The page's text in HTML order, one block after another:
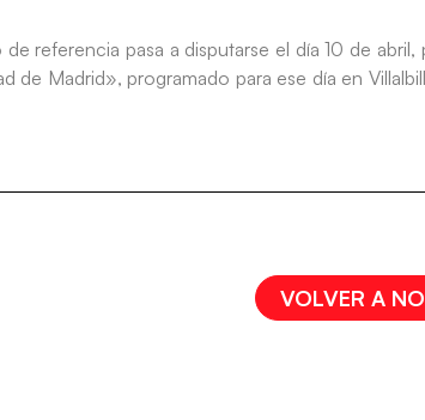
referencia pasa a disputarse el día 10 de
de Madrid», programado para ese día en
VOLVER A